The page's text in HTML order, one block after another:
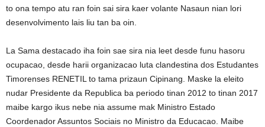
to ona tempo atu ran foin sai sira kaer volante Nasaun nian lori
desenvolvimento lais liu tan ba oin.
La Sama destacado iha foin sae sira nia leet desde funu hasoru
ocupacao, desde harii organizacao luta clandestina dos Estudantes
Timorenses RENETIL to tama prizaun Cipinang. Maske la eleito
nudar Presidente da Republica ba periodo tinan 2012 to tinan 2017
maibe kargo ikus nebe nia assume mak Ministro Estado
Coordenador Assuntos Sociais no Ministro da Educacao. Maibe